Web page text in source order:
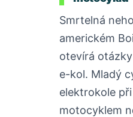
Smrtelná
americkém
otevírá
e-kol. Mladý
elektrokole
motocyklem